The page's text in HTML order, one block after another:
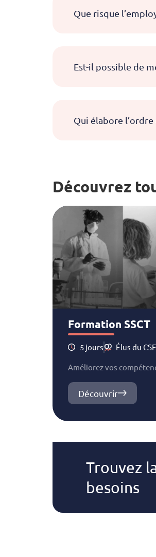
Que risque
Est-il possible de
Qui élabore l’ordre
Découvrez
Formation SSCT
5 jours Élus du CSE
Améliorez vos
Découvrir
Trouvez
besoins